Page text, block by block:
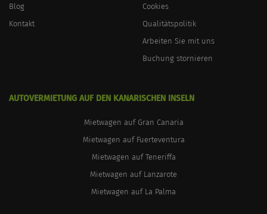
Blog
Kontakt
Cookies
Qualitätspolitik
Arbeiten Sie mit uns
Buchung stornieren
AUTOVERMIETUNG AUF DEN KANARISCHEN INSELN
Mietwagen auf Gran Canaria
Mietwagen auf Fuerteventura
Mietwagen auf Teneriffa
Mietwagen auf Lanzarote
Mietwagen auf La Palma